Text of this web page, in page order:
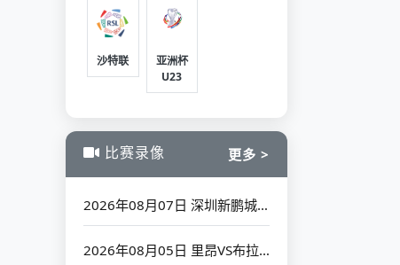
沙特联
亚洲杯
U23
比赛录像 更多 >
2026年08月07日 深圳新鹏城VS北京国安_全场录像【高清回放】
2026年08月05日 里昂VS布拉格斯巴达_全场录像【高清回放】